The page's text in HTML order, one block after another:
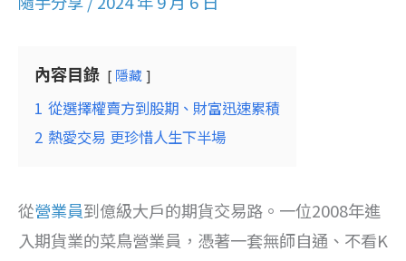
內容目錄 隱藏
1 從選擇權賣方到股期、財富迅速累積
2 熱愛交易 更珍惜人生下半場
從營業員到億級大戶的期貨交易路。一位2008年進
入期貨業的菜鳥營業員，憑著一套無師自通、不看K